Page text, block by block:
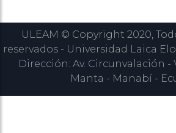
ULEAM © Copyright 2020,
reservados - Universidad Laica
Dirección: Av. Circunvalación -
Manta - Manabí -